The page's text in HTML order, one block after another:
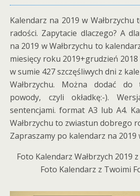
Kalendarz na 2019 w Wałbrzychu
radości. Zapytacie dlaczego? A
na 2019 w Wałbrzychu to
miesięcy roku 2019+grudzień
w sumie 427 szczęśliwych dni z
Wałbrzychu. Można dodać do
powody, czyli okładkę:-).
sentencjami. format A3 lub A4.
Wałbrzychu to zwiastun dobrego
Zapraszamy po kalendarz na 2019
Foto Kalendarz Wałbrzych 2019
Foto Kalendarz z Twoimi